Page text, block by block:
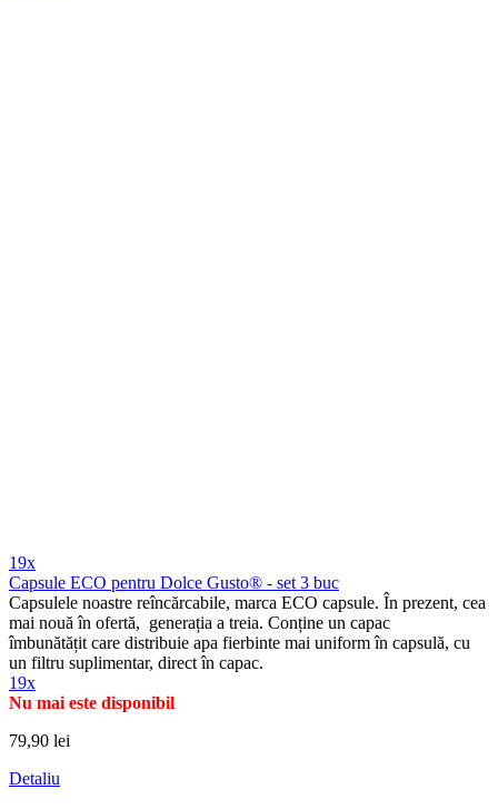
19x
Capsule ECO pentru Dolce Gusto® - set 3 buc
Capsulele noastre reîncărcabile, marca ECO capsule. În prezent, cea
mai nouă în ofertă, generația a treia. Conține un capac
îmbunătățit care distribuie apa fierbinte mai uniform în capsulă, cu
un filtru suplimentar, direct în capac.
19x
Nu mai este disponibil
79,90 lei
Detaliu